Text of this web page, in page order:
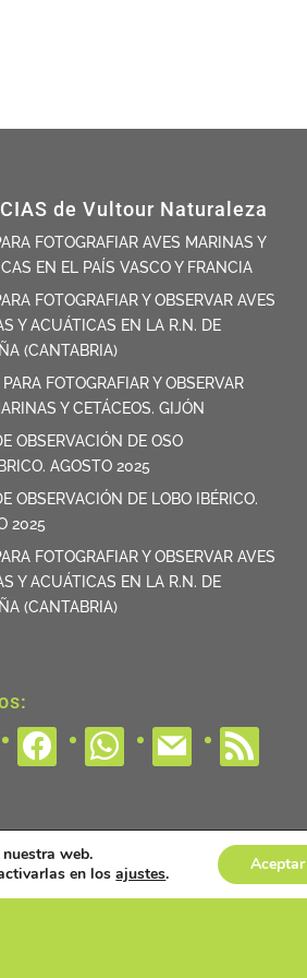
de Vultour Naturaleza
FOTOGRAFIAR AVES MARINAS Y
EN EL PAÍS VASCO Y FRANCIA
FOTOGRAFIAR Y OBSERVAR AVES
Y ACUÁTICAS EN LA R.N. DE
(CANTABRIA)
FOTOGRAFIAR Y OBSERVAR
Y CETÁCEOS. GIJÓN
OBSERVACIÓN DE OSO
AGOSTO 2025
OBSERVACIÓN DE LOBO IBÉRICO.
2025
FOTOGRAFIAR Y OBSERVAR AVES
Y ACUÁTICAS EN LA R.N. DE
(CANTABRIA)
facebook whatsapp mail rss
web.
en losajustes. Aceptar